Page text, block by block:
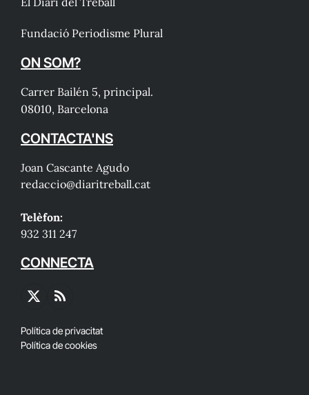
Fundació Periodisme Plural
ON SOM?
Carrer Bailén 5, principal.
08010, Barcelona
CONTACTA'NS
Joan Cascante Agudo
redaccio@diaritreball.cat
Telèfon:
932 311 247
CONNECTA
X
RSS
Política de privacitat
Política de cookies